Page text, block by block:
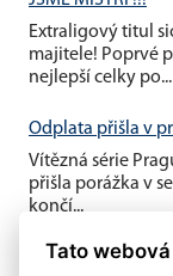
Extraligový titul
majitele! Poprvé
nejlepší celky po...
Odplata přišla v
Vítězná série
přišla porážka v
končí...
Tato